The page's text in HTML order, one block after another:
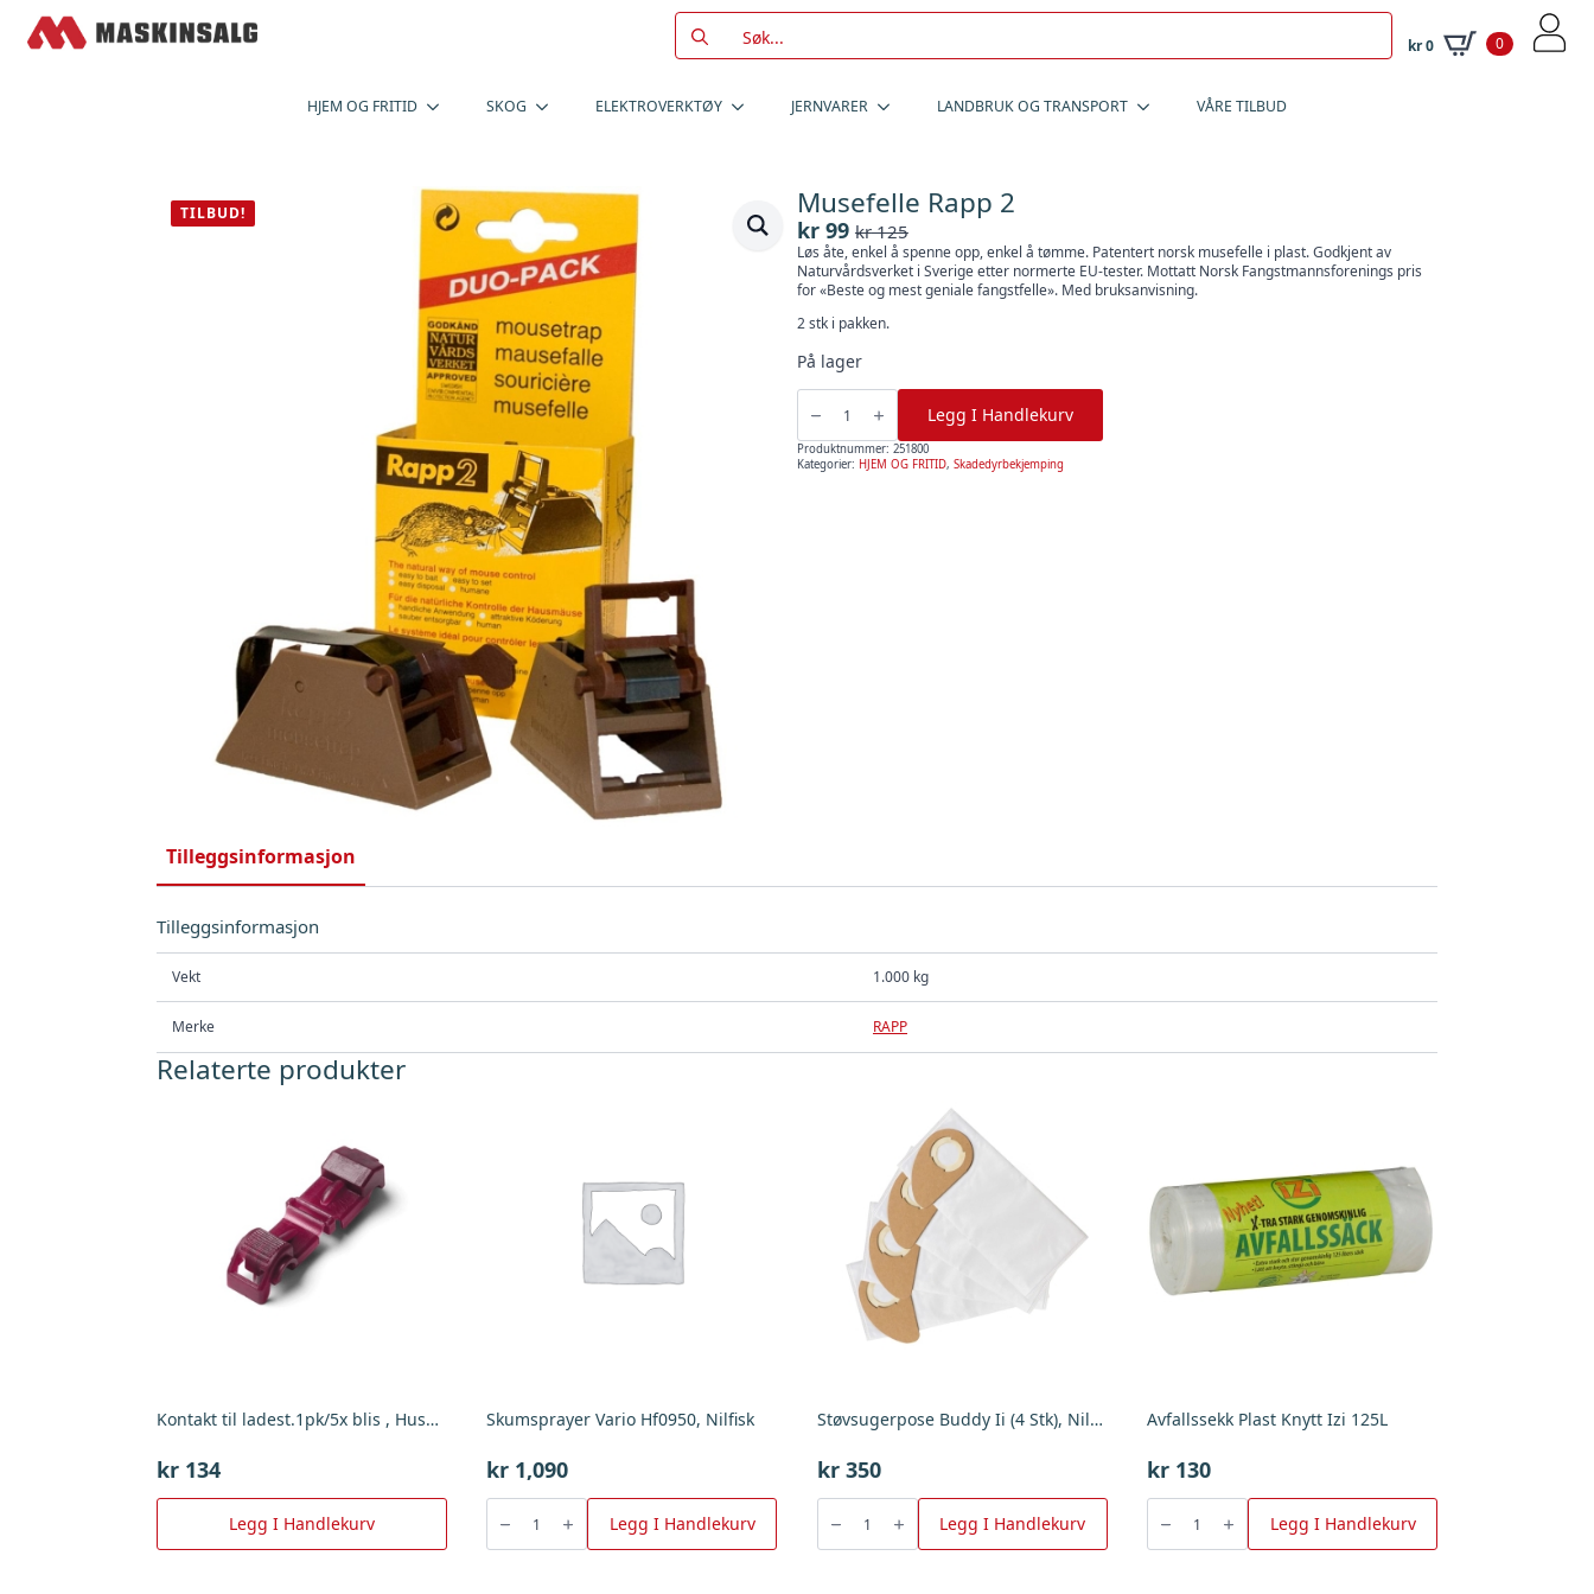
Search
for:
kr0 0
HJEM OG FRITID SKOG ELEKTROVERKTØY JERNVARER LANDBRUK OG TRANSPORT VÅRE TILBUD
TILBUD! Musefelle Rapp 2
kr125
Opprinnelig
pris
var:
kr 125.
kr 99
Nåværende
pris
er:
kr 99.
Løs åte, enkel å spenne opp, enkel å tømme. Patentert norsk musefelle i plast. Godkjent av
Naturvårdsverket i Sverige etter normerte EU-tester. Mottatt Norsk Fangstmannsforenings pris
for «Beste og mest geniale fangstfelle». Med bruksanvisning.
2 stk i pakken.
På lager
Musefelle
antall
Legg I Handlekurv
Produktnummer: 251800
Kategorier: HJEM OG FRITID, Skadedyrbekjemping
Tilleggsinformasjon
Tilleggsinformasjon
Vekt 1.000 kg
Merke RAPP
Relaterte produkter
Kontakt til ladest.1pk/5x blis , Husqvarna
kr 134
Legg I Handlekurv
Skumsprayer Vario Hf0950, Nilfisk
kr 1,090
Skumsprayer
Hf0950,
Nilfisk
Legg I Handlekurv
Støvsugerpose Buddy Ii (4 Stk), Nilfisk
kr350
Støvsugerpose
(4
Legg I Handlekurv
Avfallssekk Plast Knytt Izi 125L
kr 130
Avfallssekk
Knytt
Izi
Legg I Handlekurv